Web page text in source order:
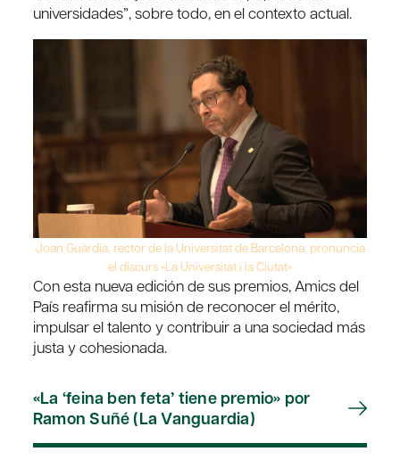
universidades”, sobre todo, en el contexto actual.
Joan Guàrdia, rector de la Universitat de Barcelona, pronuncia
el discurs «La Universitat i la Ciutat»
Con esta nueva edición de sus premios, Amics del
País reafirma su misión de reconocer el mérito,
impulsar el talento y contribuir a una sociedad más
justa y cohesionada.
«La ‘feina ben feta’ tiene premio» por
Ramon Suñé (La Vanguardia)